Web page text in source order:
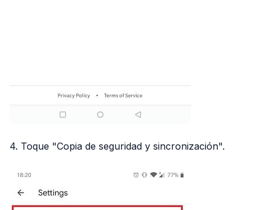
4. Toque "Copia de seguridad y sincronización".